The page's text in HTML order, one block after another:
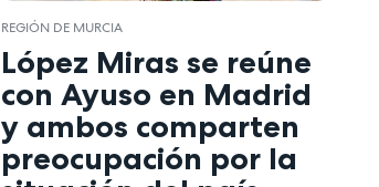
REGIÓN DE MURCIA
López Miras se reúne
con Ayuso en Madrid
y ambos comparten
preocupación por la